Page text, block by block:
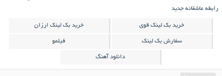
رابطه عاشقانه جدید
خرید بک لینک قوی خرید بک لینک ارزان
سفارش بک لینک فیلمو
دانلود آهنگ